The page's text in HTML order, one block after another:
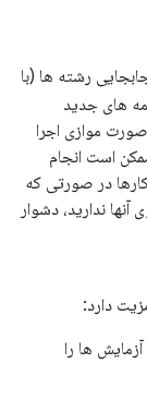
رشته ها (با
های جدید
موازی اجرا
است انجام
در صورتی که
ندارید، دشوار
دارد:
ها را